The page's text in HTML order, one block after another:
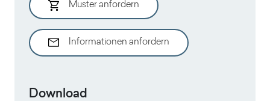
Muster anfordern
Informationen anfordern
Download